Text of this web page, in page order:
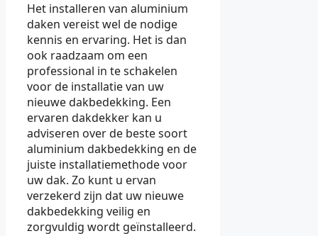
Het installeren van aluminium
daken vereist wel de nodige
kennis en ervaring. Het is dan
ook raadzaam om een
professional in te schakelen
voor de installatie van uw
nieuwe dakbedekking. Een
ervaren dakdekker kan u
adviseren over de beste soort
aluminium dakbedekking en de
juiste installatiemethode voor
uw dak. Zo kunt u ervan
verzekerd zijn dat uw nieuwe
dakbedekking veilig en
zorgvuldig wordt geïnstalleerd.